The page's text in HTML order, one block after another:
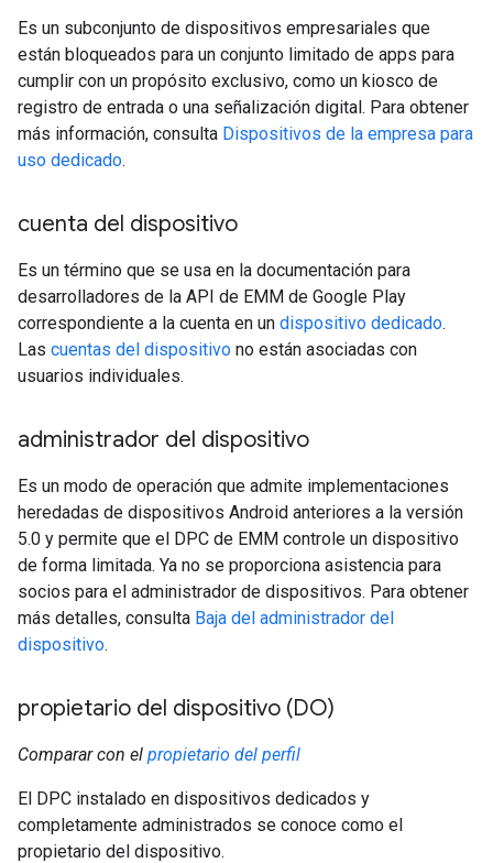
Es un subconjunto de dispositivos empresariales que
están bloqueados para un conjunto limitado de apps para
cumplir con un propósito exclusivo, como un kiosco de
registro de entrada o una señalización digital. Para obtener
más información, consulta Dispositivos de la empresa para
uso dedicado.
cuenta del dispositivo
Es un término que se usa en la documentación para
desarrolladores de la API de EMM de Google Play
correspondiente a la cuenta en un dispositivo dedicado.
Las cuentas del dispositivo no están asociadas con
usuarios individuales.
administrador del dispositivo
Es un modo de operación que admite implementaciones
heredadas de dispositivos Android anteriores a la versión
5.0 y permite que el DPC de EMM controle un dispositivo
de forma limitada. Ya no se proporciona asistencia para
socios para el administrador de dispositivos. Para obtener
más detalles, consulta Baja del administrador del
dispositivo.
propietario del dispositivo (DO)
Comparar con el propietario del perfil
El DPC instalado en dispositivos dedicados y
completamente administrados se conoce como el
propietario del dispositivo.